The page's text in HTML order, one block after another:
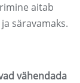
aitab
säravamaks.
vähendada